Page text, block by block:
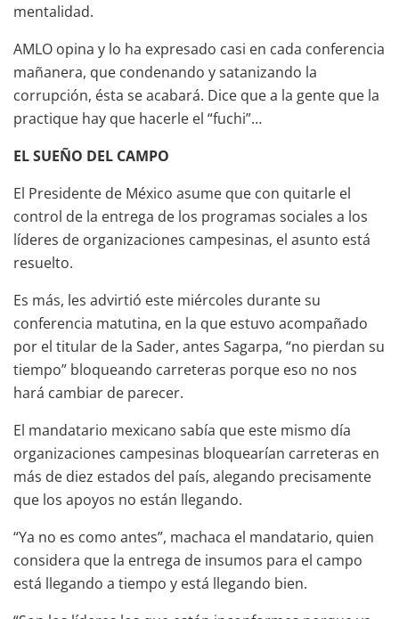
mentalidad.
AMLO opina y lo ha expresado casi en cada conferencia
mañanera, que condenando y satanizando la
corrupción, ésta se acabará. Dice que a la gente que la
practique hay que hacerle el “fuchi”…
EL SUEÑO DEL CAMPO
El Presidente de México asume que con quitarle el
control de la entrega de los programas sociales a los
líderes de organizaciones campesinas, el asunto está
resuelto.
Es más, les advirtió este miércoles durante su
conferencia matutina, en la que estuvo acompañado
por el titular de la Sader, antes Sagarpa, “no pierdan su
tiempo” bloqueando carreteras porque eso no nos
hará cambiar de parecer.
El mandatario mexicano sabía que este mismo día
organizaciones campesinas bloquearían carreteras en
más de diez estados del país, alegando precisamente
que los apoyos no están llegando.
“Ya no es como antes”, machaca el mandatario, quien
considera que la entrega de insumos para el campo
está llegando a tiempo y está llegando bien.